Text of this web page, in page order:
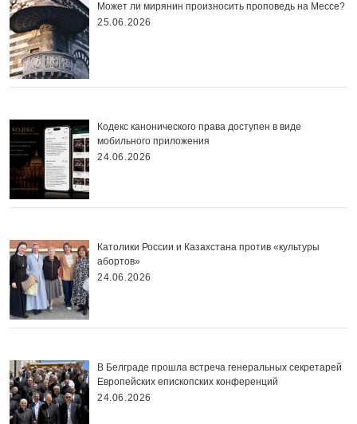
Может ли мирянин произносить проповедь на Мессе?
25.06.2026
Кодекс канонического права доступен в виде
мобильного приложения
24.06.2026
Католики России и Казахстана против «культуры
абортов»
24.06.2026
В Белграде прошла встреча генеральных секретарей
Европейских епископских конференций
24.06.2026